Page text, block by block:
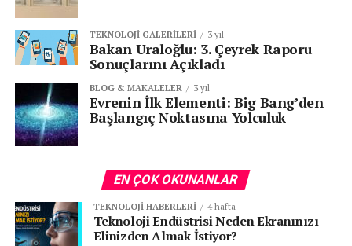
TEKNOLOJI GALERILERI 3 yıl
Bakan Uraloğlu: 3. Çeyrek Raporu
Sonuçlarını Açıkladı
BLOG & MAKALELER 3 yıl
Evrenin İlk Elementi: Big Bang’den
Başlangıç Noktasına Yolculuk
EN ÇOK OKUNANLAR
TEKNOLOJI HABERLERI 4 hafta
Teknoloji Endüstrisi Neden Ekranınızı
Elinizden Almak İstiyor?